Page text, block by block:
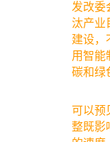
发改委
汰产业
建设，
用智能
碳和绿
可以预
整既影